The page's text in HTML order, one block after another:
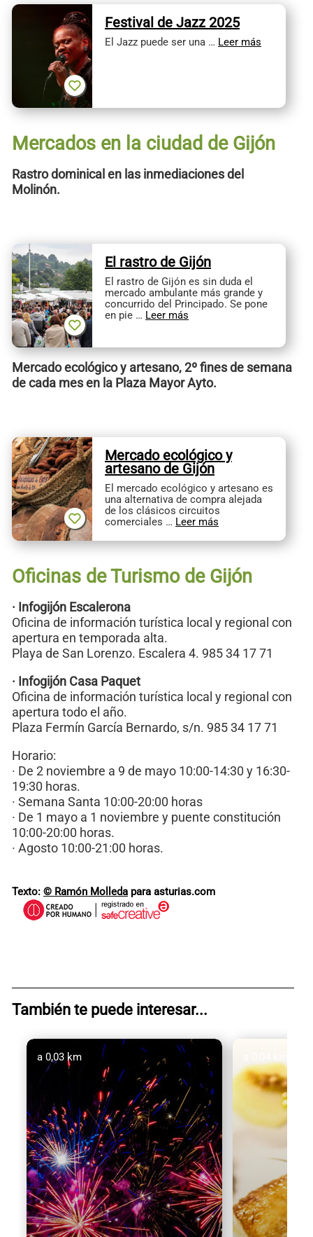
Festival de Jazz 2025
El Jazz puede ser una … Leer más
Mercados en la ciudad de Gijón
Rastro dominical en las inmediaciones del
Molinón.
El rastro de Gijón
El rastro de Gijón es sin duda el
mercado ambulante más grande y
concurrido del Principado. Se pone
en pie … Leer más
Mercado ecológico y artesano, 2º fines de semana
de cada mes en la Plaza Mayor Ayto.
Mercado ecológico y
artesano de Gijón
El mercado ecológico y artesano es
una alternativa de compra alejada
de los clásicos circuitos
comerciales … Leer más
Oficinas de Turismo de Gijón
· Infogijón Escalerona
Oficina de información turística local y regional con
apertura en temporada alta.
Playa de San Lorenzo. Escalera 4. 985 34 17 71
· Infogijón Casa Paquet
Oficina de información turística local y regional con
apertura todo el año.
Plaza Fermín García Bernardo, s/n. 985 34 17 71
Horario:
· De 2 noviembre a 9 de mayo 10:00-14:30 y 16:30-
19:30 horas.
· Semana Santa 10:00-20:00 horas
· De 1 mayo a 1 noviembre y puente constitución
10:00-20:00 horas.
· Agosto 10:00-21:00 horas.
Texto: © Ramón Molleda para asturias.com
También te puede interesar...
a 0,03 km